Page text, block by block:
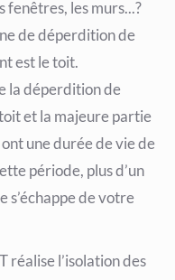
fenêtres, les murs...?
de déperdition de
est le toit.
la déperdition de
et la majeure partie
une durée de vie de
période, plus d’un
s’échappe de votre
réalise l’isolation des